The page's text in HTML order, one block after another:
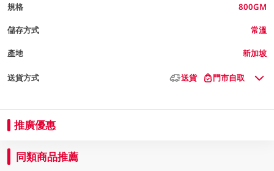
規格 800GM
儲存方式 常溫
產地 新加坡
送貨方式 送貨 門市自取
推廣優惠
同類商品推薦